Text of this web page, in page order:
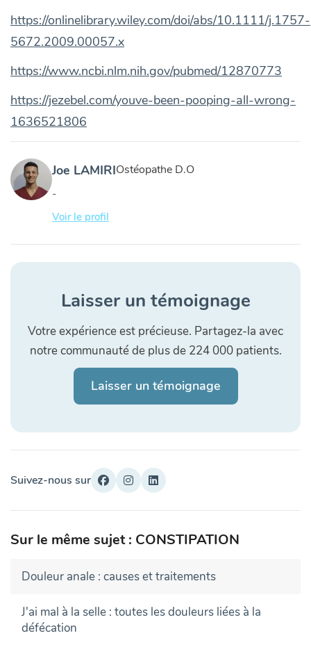
https://onlinelibrary.wiley.com/doi/abs/10.1111/j.1757-
5672.2009.00057.x
https://www.ncbi.nlm.nih.gov/pubmed/12870773
https://jezebel.com/youve-been-pooping-all-wrong-
1636521806
Joe LAMIRIOstéopathe D.O
-
Voir le profil
Laisser un témoignage
Votre expérience est précieuse. Partagez-la avec
notre communauté de plus de 224 000 patients.
Laisser un témoignage
Suivez-nous sur
Sur le même sujet : CONSTIPATION
Douleur anale : causes et traitements
J'ai mal à la selle : toutes les douleurs liées à la
défécation